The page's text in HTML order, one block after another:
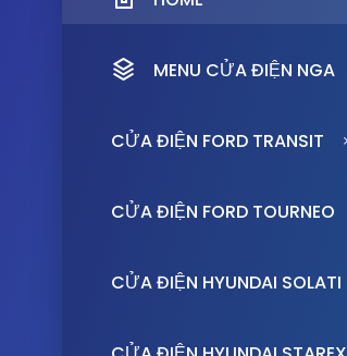
MENU CỬA ĐIỆN NGA
CỬA ĐIỆN FORD TRANSIT
CỬA ĐIỆN FORD TOURNEO
CỬA ĐIỆN HYUNDAI SOLATI